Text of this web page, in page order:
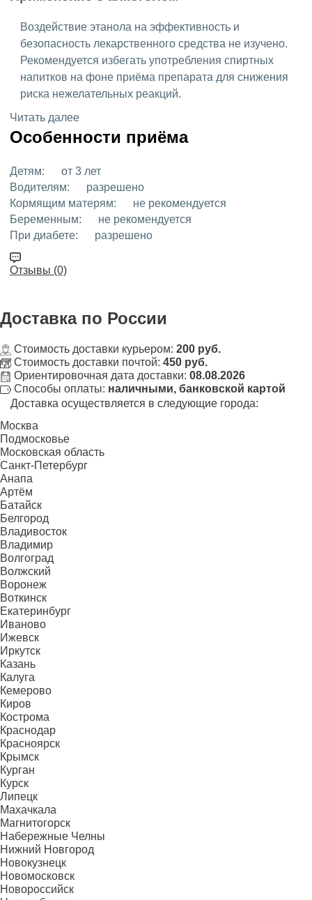
Воздействие этанола на эффективность и
безопасность лекарственного средства не изучено.
Рекомендуется избегать употребления спиртных
напитков на фоне приёма препарата для снижения
риска нежелательных реакций.
Читать далее
Особенности приёма
Детям:
от 3 лет
Водителям:
разрешено
Кормящим матерям:
не рекомендуется
Беременным:
не рекомендуется
При диабете:
разрешено
Отзывы (0)
Доставка по России
Стоимость доставки курьером: 200 руб.
Стоимость доставки почтой: 450 руб.
Ориентировочная дата доставки: 08.08.2026
Способы оплаты: наличными, банковской картой
Доставка осуществляется в следующие города:
Москва
Подмосковье
Московская область
Санкт-Петербург
Анапа
Артём
Батайск
Белгород
Владивосток
Владимир
Волгоград
Волжский
Воронеж
Воткинск
Екатеринбург
Иваново
Ижевск
Иркутск
Казань
Калуга
Кемерово
Киров
Кострома
Краснодар
Красноярск
Крымск
Курган
Курск
Липецк
Махачкала
Магнитогорск
Набережные Челны
Нижний Новгород
Новокузнецк
Новомосковск
Новороссийск